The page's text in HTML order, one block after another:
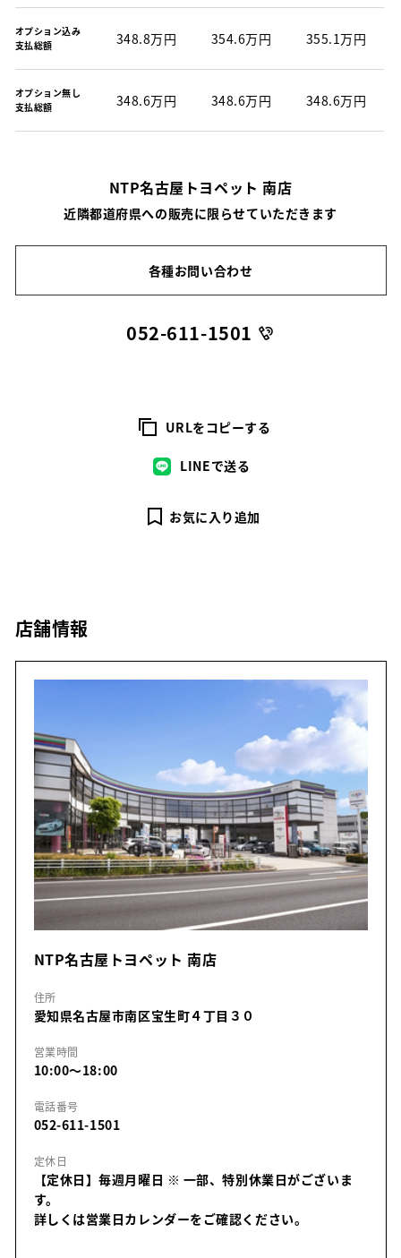
オプション込み
支払総額
348.8万円 354.6万円 355.1万円
オプション無し
支払総額
348.6万円 348.6万円 348.6万円
NTP名古屋トヨペット 南店
近隣都道府県への販売に限らせていただきます
各種お問い合わせ
052-611-1501
URLをコピーする
LINEで送る
お気に入り追加
店舗情報
NTP名古屋トヨペット 南店
住所
愛知県名古屋市南区宝生町４丁目３０
営業時間
10:00～18:00
電話番号
052-611-1501
定休日
【定休日】毎週月曜日 ※ 一部、特別休業日がございま
す。
詳しくは営業日カレンダーをご確認ください。